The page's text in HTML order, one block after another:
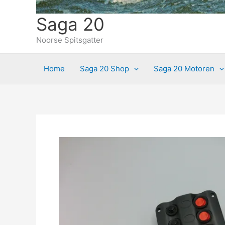
Saga 20
Noorse Spitsgatter
Home Saga 20 Shop Saga 20 Motoren